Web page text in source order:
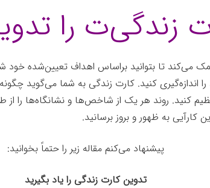
زندگی‌ت را
می‌کند تا بتوانید براساس اهداف تعیین‌شده خود
اندازه‌گیری کنید. کارت زندگی به شما می‌گوید
کنید. روند هر یک از شاخص‌ها و نشانگاه‌ها را از
کارآیی به ظهور و بروز برسانید.
پیشنهاد می‌کنم مقاله زیر را حتماً بخوانید:
تدوین کارت زندگی را یاد بگیرید